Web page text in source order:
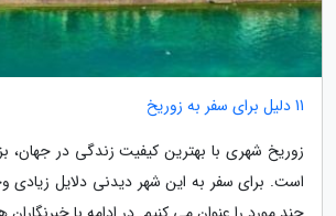
11 دلیل برای سفر به زوریخ
زوریخ شهری با بهترین کیفیت زندگی در جهان،
است. برای سفر به این شهر دیدنی دلایل زیادی